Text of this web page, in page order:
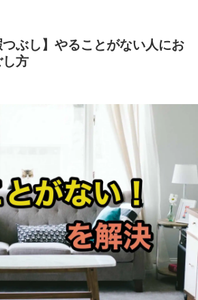
つぶし】やることがない人にお
し方